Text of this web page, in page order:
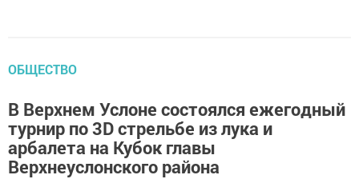
ОБЩЕСТВО
В Верхнем Услоне состоялся ежегодный
турнир по 3D стрельбе из лука и
арбалета на Кубок главы
Верхнеуслонского района